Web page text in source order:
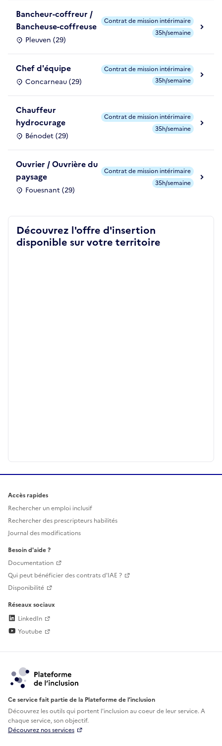
Bancheur-coffreur /
Bancheuse-coffreuse
Pleuven (29)
Contrat de mission intérimaire
35h/semaine
Chef d'équipe
Concarneau (29)
Contrat de mission intérimaire
35h/semaine
Chauffeur
hydrocurage
Bénodet (29)
Contrat de mission intérimaire
35h/semaine
Ouvrier / Ouvrière du
paysage
Fouesnant (29)
Contrat de mission intérimaire
35h/semaine
Découvrez l'offre d'insertion
disponible sur votre territoire
Accès rapides
Rechercher un emploi inclusif
Rechercher des prescripteurs habilités
Journal des modifications
Besoin d'aide ?
Documentation
Qui peut bénéficier des contrats d'IAE ?
Disponibilité
Réseaux sociaux
LinkedIn
Youtube
Ce service fait partie de la Plateforme de l’inclusion
Découvrez les outils qui portent l'inclusion aucoeur de leur service. A
chaque service, son objectif.
Découvrez nos services